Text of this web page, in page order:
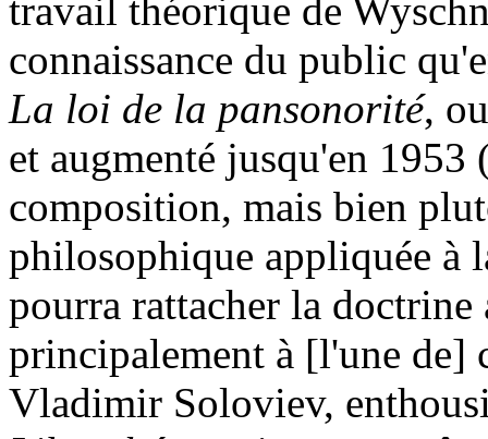
travail théorique de
connaissance du public
La loi de la pansonorité,
et augmenté jusqu'en 1953
composition, mais bien
philosophique appliquée à
pourra rattacher la
principalement à [l'une de]
Vladimir Soloviev,